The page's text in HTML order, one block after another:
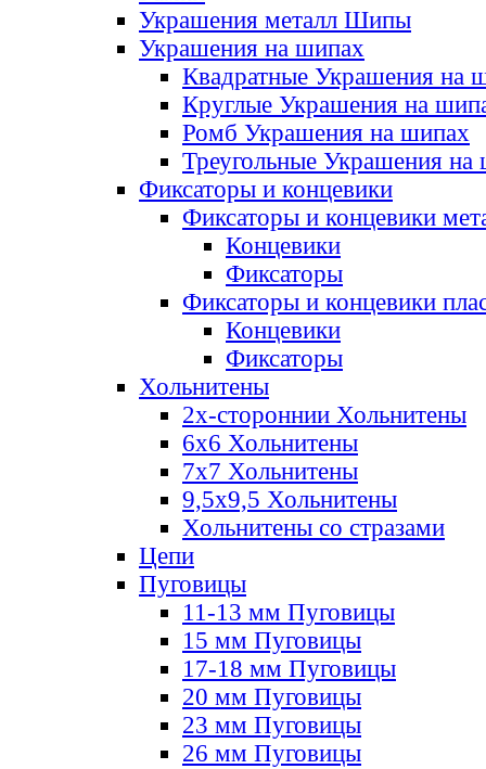
Украшения металл Шипы
Украшения на шипах
Квадратные Украшения на
Круглые Украшения на
Ромб Украшения на шипах
Треугольные Украшения на
Фиксаторы и концевики
Фиксаторы и концевики
Концевики
Фиксаторы
Фиксаторы и концевики
Концевики
Фиксаторы
Хольнитены
2х-стороннии Хольнитены
6х6 Хольнитены
7х7 Хольнитены
9,5х9,5 Хольнитены
Хольнитены со стразами
Цепи
Пуговицы
11-13 мм Пуговицы
15 мм Пуговицы
17-18 мм Пуговицы
20 мм Пуговицы
23 мм Пуговицы
26 мм Пуговицы